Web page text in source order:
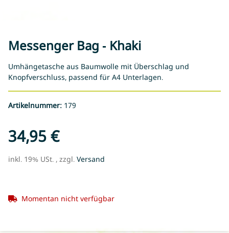
Messenger Bag - Khaki
Umhängetasche aus Baumwolle mit Überschlag und
Knopfverschluss, passend für A4 Unterlagen.
Artikelnummer: 179
34,95 €
inkl. 19% USt. , zzgl. Versand
Momentan nicht verfügbar